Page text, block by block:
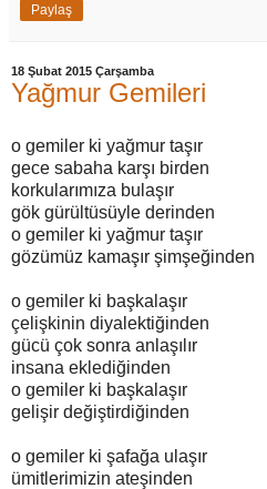
Paylaş
18 Şubat 2015 Çarşamba
Yağmur Gemileri
o gemiler ki yağmur taşır
gece sabaha karşı birden
korkularımıza bulaşır
gök gürültüsüyle derinden
o gemiler ki yağmur taşır
gözümüz kamaşır şimşeğinden
o gemiler ki başkalaşır
çelişkinin diyalektiğinden
gücü çok sonra anlaşılır
insana eklediğinden
o gemiler ki başkalaşır
gelişir değiştirdiğinden
o gemiler ki şafağa ulaşır
ümitlerimizin ateşinden